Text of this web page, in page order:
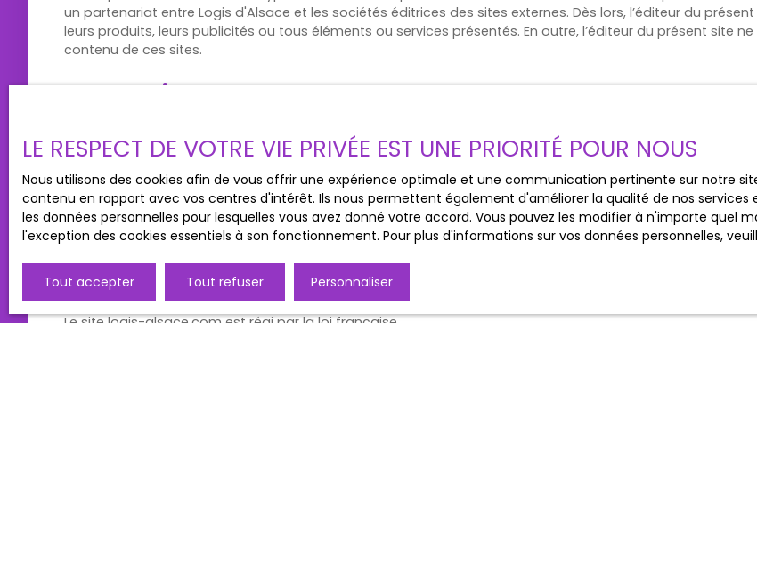
un partenariat entre Logis d'Alsace et les sociétés éditrices des sites externes. Dès lors, l’éditeur du
leurs produits, leurs publicités ou tous éléments ou services présentés. En outre, l’éditeur du présent site
contenu de ces sites.
Force majeure
La responsabilité de l’éditeur du site ne pourra être engagée en cas de force majeure ou de faits
Modifications des mentions légales
L’éditeur se réserve le droit de modifier, librement et à tout moment, les mentions légales du site.
vigueur.
Loi applicable
Le site logis-alsace.com est régi par la loi française.
LE RESPECT DE VOTRE VIE PRIVÉE EST UNE PRIORITÉ POUR NOUS
Nous utilisons des cookies afin de vous offrir une expérience optimale et une communication pertinente sur notre
contenu en rapport avec vos centres d'intérêt. Ils nous permettent également d'améliorer la qualité de nos
les données personnelles pour lesquelles vous avez donné votre accord. Vous pouvez les modifier à n'importe quel
l'exception des cookies essentiels à son fonctionnement. Pour plus d'informations sur vos données personnelles,
Tout accepter Tout refuser Personnaliser